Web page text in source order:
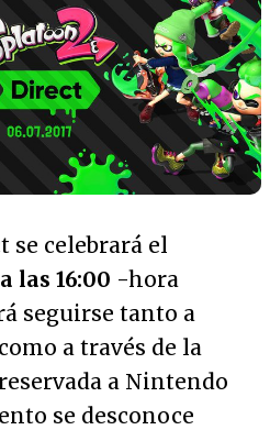
se celebrará el
las 16:00 -hora
seguirse tanto a
como a través de la
reservada a Nintendo
se desconoce